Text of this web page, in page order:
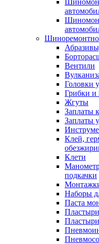
Вентили
Головки
Грибки и
Жгуты
Заплаты
Заплаты
Клей,
Клети
подкачки
Наборы
Паста